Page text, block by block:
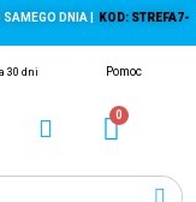
DNIA |
KOD: STREFA7-
30 dni Pomoc